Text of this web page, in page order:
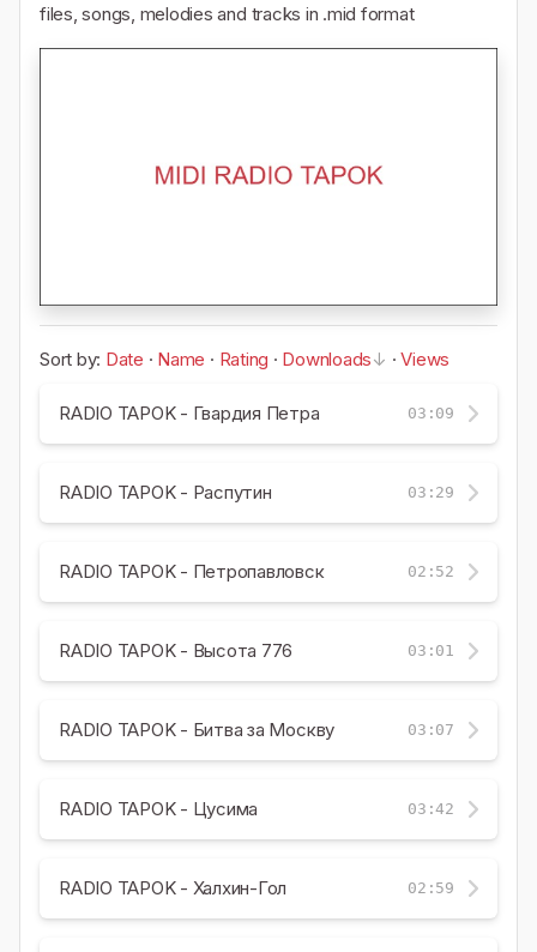
files, songs, melodies and tracks in .mid format
Sort by: Date · Name · Rating · Downloads ·Views
RADIO TAPOK - Гвардия Петра 03:09
RADIO TAPOK - Распутин 03:29
RADIO TAPOK - Петропавловск 02:52
RADIO TAPOK - Высота 776 03:01
RADIO TAPOK - Битва за Москву 03:07
RADIO TAPOK - Цусима 03:42
RADIO TAPOK - Халхин-Гол 02:59